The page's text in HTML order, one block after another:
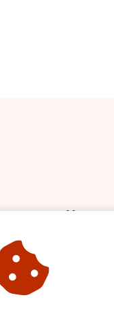
call
in waar bij jou nu
doorbraak zit.
en jij hebt